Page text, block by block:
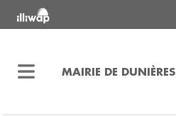
MAIRIE DE DUNIÈRES